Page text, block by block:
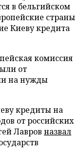
в бельгийском
страны
Киеву кредита
комиссия
от
на нужды
кредиты на
от российских
Лавров назвал